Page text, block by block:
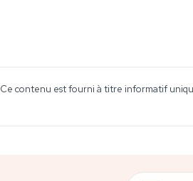
Ce contenu est fourni à titre informatif